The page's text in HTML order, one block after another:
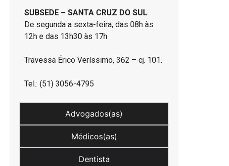
SUBSEDE – SANTA CRUZ DO SUL
De segunda a sexta-feira, das 08h às
12h e das 13h30 às 17h
Travessa Érico Veríssimo, 362 – cj. 101.
Tel.: (51) 3056-4795
Advogados(as)
Médicos(as)
Dentista